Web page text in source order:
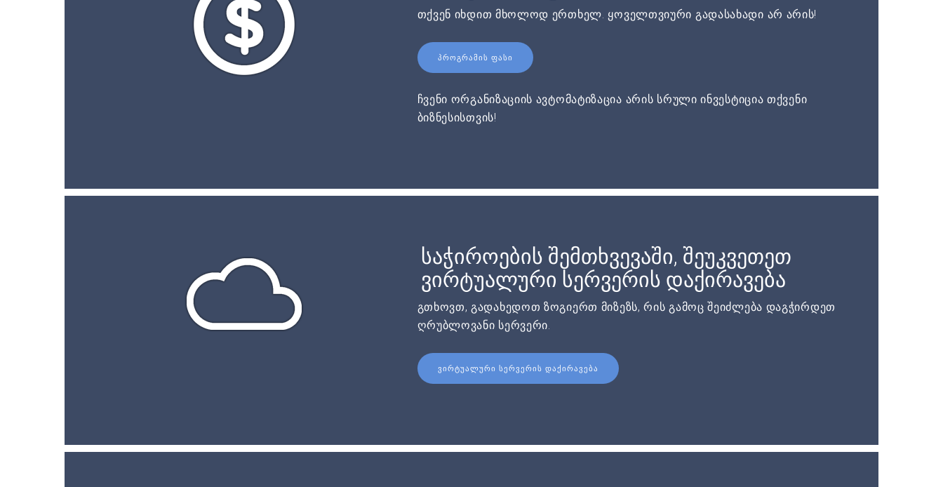
თქვენ იხდით მხოლოდ ერთხელ. ყოველთვიური გადასახადი არ არის!
ᲞᲠᲝᲒᲠᲐᲛᲘᲡ ᲤᲐᲡᲘ
ჩვენი ორგანიზაციის ავტომატიზაცია არის სრული ინვესტიცია თქვენი
ბიზნესისთვის!
საჭიროების შემთხვევაში, შეუკვეთეთ
ვირტუალური სერვერის დაქირავება
გთხოვთ, გადახედოთ ზოგიერთ მიზეზს, რის გამოც შეიძლება დაგჭირდეთ
ღრუბლოვანი სერვერი.
ᲕᲘᲠᲢᲣᲐᲚᲣᲠᲘ ᲡᲔᲠᲕᲔᲠᲘᲡ ᲓᲐᲥᲘᲠᲐᲕᲔᲑᲐ